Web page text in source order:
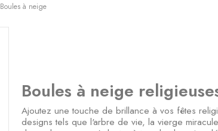
Boules à neige
Boules à neige
Ajoutez une touche de brillance à vos fêtes
designs tels que l'arbre de vie, la vierge